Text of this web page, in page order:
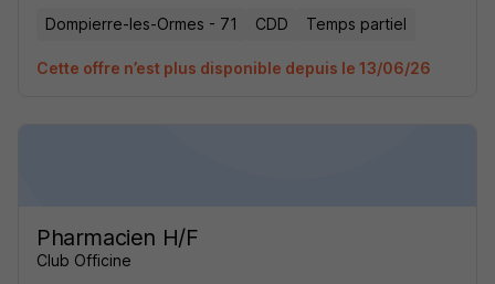
Dompierre-les-Ormes - 71 CDD Temps partiel
Cette offre n’est plus disponible depuis le 13/06/26
Pharmacien H/F
Club Officine